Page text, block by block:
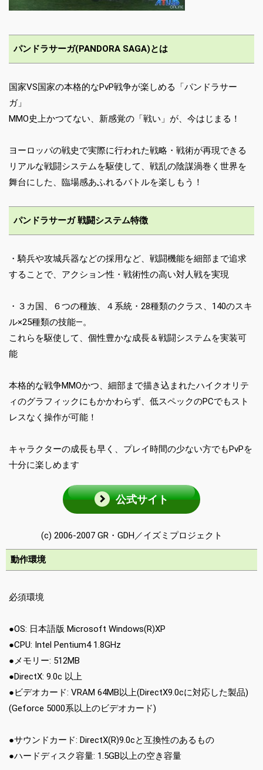
パンドラサーガ(PANDORA SAGA)とは
国家VS国家の本格的なPvP戦争が楽しめる「パンドラサー
ガ」
MMO史上かつてない、新感覚の「戦い」が、今はじまる！
ヨーロッパの戦史で実際に行われた戦略・戦術が再現できる
リアルな戦闘システムを駆使して、戦乱の陰謀渦巻く世界を
舞台にした、臨場感あふれるバトルを楽しもう！
パンドラサーガ 戦闘システム特徴
・騎兵や攻城兵器などの採用など、戦闘機能を細部まで追求
することで、アクション性・戦術性の高い対人戦を実現
・３カ国、６つの種族、４系統・28種類のクラス、140のスキ
ル×25種類の技能―。
これらを駆使して、個性豊かな成長＆戦闘システムを実装可
能
本格的な戦争MMOかつ、細部まで描き込まれたハイクオリテ
ィのグラフィックにもかかわらず、低スペックのPCでもスト
レスなく操作が可能！
キャラクターの成長も早く、プレイ時間の少ない方でもPvPを
十分に楽しめます
公式サイト
(c) 2006-2007 GR・GDH／イズミプロジェクト
動作環境
必須環境
●OS: 日本語版 Microsoft Windows(R)XP
●CPU: Intel Pentium4 1.8GHz
●メモリー: 512MB
●DirectX: 9.0c 以上
●ビデオカード: VRAM 64MB以上(DirectX9.0cに対応した製品)
(Geforce 5000系以上のビデオカード)
●サウンドカード: DirectX(R)9.0cと互換性のあるもの
●ハードディスク容量: 1.5GB以上の空き容量